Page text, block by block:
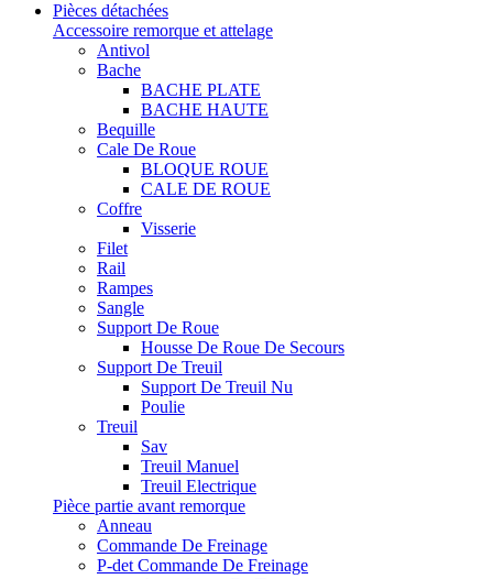
Pièces détachées
Accessoire remorque et attelage
Antivol
Bache
BACHE PLATE
BACHE HAUTE
Bequille
Cale De Roue
BLOQUE ROUE
CALE DE ROUE
Coffre
Visserie
Filet
Rail
Rampes
Sangle
Support De Roue
Housse De Roue De Secours
Support De Treuil
Support De Treuil Nu
Poulie
Treuil
Sav
Treuil Manuel
Treuil Electrique
Pièce partie avant remorque
Anneau
Commande De Freinage
P-det Commande De Freinage